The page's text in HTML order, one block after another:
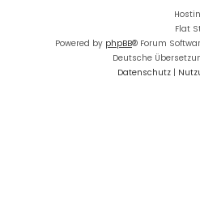
Flat
Powered by phpBB® Forum
Deutsche
Datenschutz |